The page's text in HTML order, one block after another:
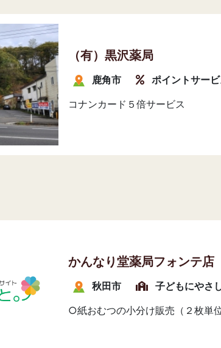
（有）黒沢薬局
鹿角市
ポイントサー
コナンカード５倍サービス
かんなり堂薬局フォンテ店
秋田市 子どもにやさ
○紙おむつの小分け販売（２枚単